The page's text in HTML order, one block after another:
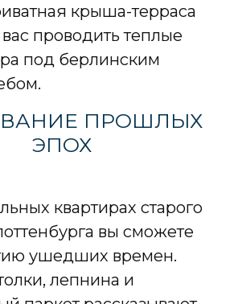
крыша-терраса
проводить теплые
под берлинским
ПРОШЛЫХ
ЭПОХ
квартирах старого
вы сможете
ушедших времен.
лепнина и